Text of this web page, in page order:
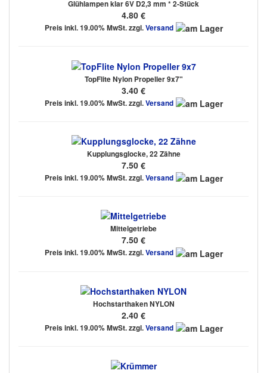
Glühlampen klar 6V D2,3 mm * 2-Stück
4.80 €
Preis inkl. 19.00% MwSt. zzgl.Versand
TopFlite Nylon Propeller 9x7"
3.40 €
Preis inkl. 19.00% MwSt. zzgl.Versand
Kupplungsglocke, 22 Zähne
7.50 €
Preis inkl. 19.00% MwSt. zzgl.Versand
Mittelgetriebe
7.50 €
Preis inkl. 19.00% MwSt. zzgl.Versand
Hochstarthaken NYLON
2.40 €
Preis inkl. 19.00% MwSt. zzgl.Versand